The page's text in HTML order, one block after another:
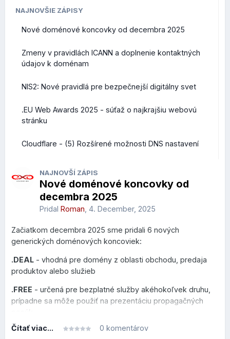
NAJNOVŠIE ZÁPISY
Nové doménové koncovky od decembra 2025
Zmeny v pravidlách ICANN a doplnenie kontaktných
údajov k doménam
NIS2: Nové pravidlá pre bezpečnejší digitálny svet
.EU Web Awards 2025 - súťaž o najkrajšiu webovú
stránku
Cloudflare - (5) Rozšírené možnosti DNS nastavení
NAJNOVŠÍ ZÁPIS
Nové doménové koncovky od
decembra 2025
Pridal Roman 4. December, 2025
Začiatkom decembra 2025 sme pridali 6 nových
generických doménových koncoviek:
.DEAL - vhodná pre domény z oblasti obchodu, predaja
produktov alebo služieb
.FREE - určená pre bezplatné služby akéhokoľvek druhu,
prípadne sa môže použiť na prezentáciu propagačných
.HOT - venovaná novým trendom, hudbe, cestovaniu či
Čítať viac... 0 komentárov